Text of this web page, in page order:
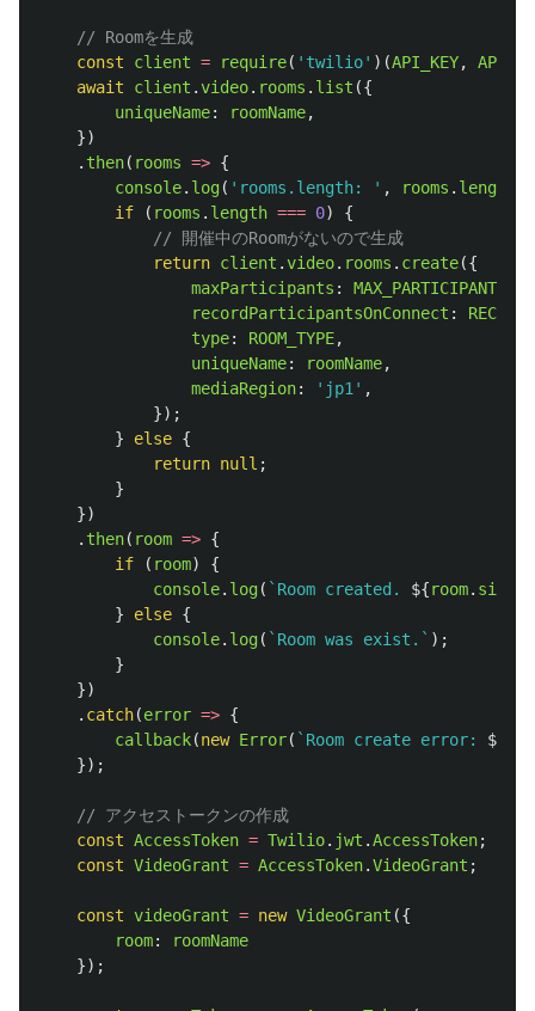
// Roomを生成
const
client = require( ' twilio' )(API_KEY,
await
client .video. rooms . list ({
uniqueName: roomName,
})
. then( rooms => {
console. log( ' rooms.length: ' , rooms . length
if
( rooms . length === 0)
{
// 開催中のRoomがないので生成
return client .video. rooms . create({
maxParticipants : MAX_PARTICIPANTS
recordParticipantsOnConnect :
type: ROOM_TYPE,
uniqueName: roomName,
mediaRegion: ' jp1 ' ,
});
}
else {
return null ;
}
})
. then( room => {
if
( room)
{
console. log( `Room created. ${room. sid
}
else {
console. log( `Room was exist.` );
}
})
. catch(error => {
callback(new Error( `Room create error: ${
});
// アクセストークンの作成
const AccessToken = Twilio. jwt .AccessToken;
const VideoGrant = AccessToken.VideoGrant ;
const videoGrant = new VideoGrant ({
room:
roomName
});